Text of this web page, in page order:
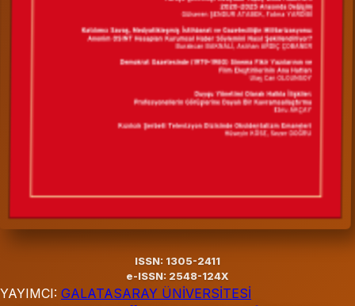
ISSN: 1305-2411
e-ISSN: 2548-124X
YAYIMCI: GALATASARAY ÜNİVERSİTESİ